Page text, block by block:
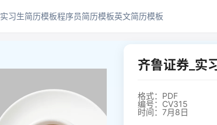
实习生简历模板程序员简历模板英文简历模板
齐鲁证券_实
格式：PDF
编号：CV315
时间：7月8日